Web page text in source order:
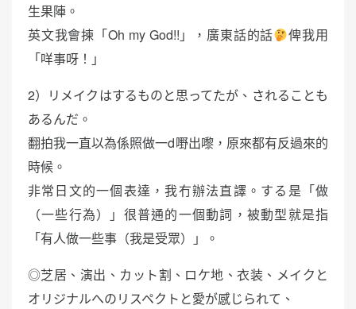
生果陣。
英文我會揀「Oh my God!!」，廣東話的話
俾我用
「咩事呀！」
2）リメイクはするものと思ってたが、されることも
あるんだ。
翻拍我一直以為係照做一d嘢出嚟，原來都有反過來的
時候。
非常日文的一個表達，我冇辦法直譯。する是「做
（一些行為）」很普通的一個動詞，被動型就是指
「有人做一些事（我是受眾）」。
◎芝居、演出、カット割、ロケ地、衣装、メイクと
オリジナルへのリスペクトと愛が感じられて、